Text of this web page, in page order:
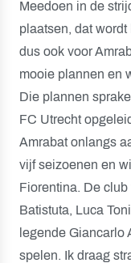
Meedoen in de
plaatsen, dat
dus ook voor
mooie plannen en
Die plannen
FC Utrecht
Amrabat onlangs
vijf seizoenen en
Fiorentina. De
Batistuta, Luca
legende Giancarlo
spelen. Ik draag